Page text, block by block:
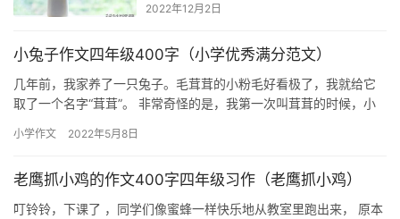
2022年12月2日
小兔子作文四年级400字（小学优秀满分范文）
几年前，我家养了一只兔子。毛茸茸的小粉毛好看极了，我就给它
取了一个名字“茸茸”。 非常奇怪的是，我第一次叫茸茸的时候，小
小学作文 2022年5月8日
老鹰抓小鸡的作文400字四年级习作（老鹰抓小鸡）
叮铃铃，下课了 ，同学们像蜜蜂一样快乐地从教室里跑出来， 原本